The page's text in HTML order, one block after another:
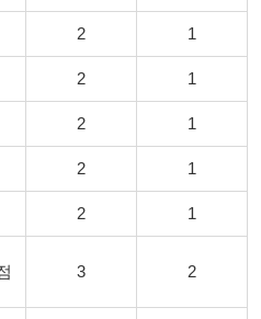
2 1
2 1
2 1
2 1
2 1
3 2